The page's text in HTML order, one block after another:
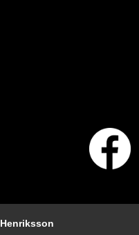
Henriksson